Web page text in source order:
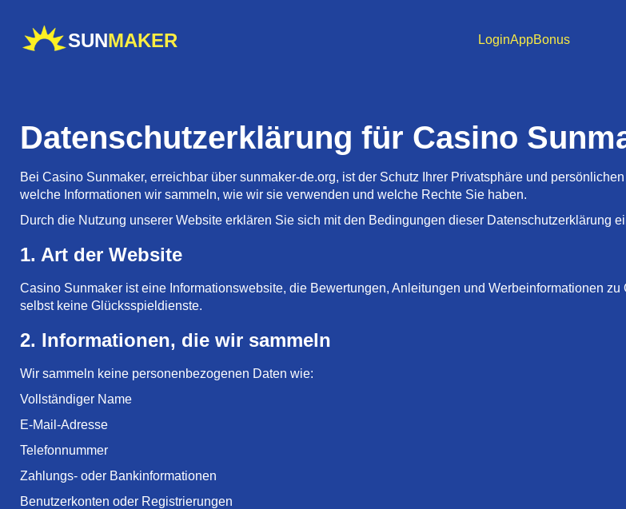
SUNMAKER LoginAppBonus
Datenschutzerklärung für Casino
Bei Casino Sunmaker, erreichbar über sunmaker-de.org, ist der Schutz Ihrer Privatsphäre und
welche Informationen wir sammeln, wie wir sie verwenden und welche Rechte Sie haben.
Durch die Nutzung unserer Website erklären Sie sich mit den Bedingungen dieser Datenschutzerklärung
1. Art der Website
Casino Sunmaker ist eine Informationswebsite, die Bewertungen, Anleitungen und Werbeinformationen
selbst keine Glücksspieldienste.
2. Informationen, die wir sammeln
Wir sammeln keine personenbezogenen Daten wie:
Vollständiger Name
E-Mail-Adresse
Telefonnummer
Zahlungs- oder Bankinformationen
Benutzerkonten oder Registrierungen